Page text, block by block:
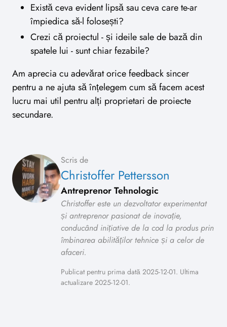
Există ceva evident lipsă sau ceva care te-ar
împiedica să-l folosești?
Crezi că proiectul - și ideile sale de bază din
spatele lui - sunt chiar fezabile?
Am aprecia cu adevărat orice feedback sincer
pentru a ne ajuta să înțelegem cum să facem acest
lucru mai util pentru alți proprietari de proiecte
secundare.
Scris de
Christoffer Pettersson
Antreprenor Tehnologic
Christoffer este un dezvoltator experimentat
și antreprenor pasionat de inovație,
conducând inițiative de la cod la produs prin
îmbinarea abilităților tehnice și a celor de
afaceri.
Publicat pentru prima dată 2025-12-01. Ultima
actualizare 2025-12-01.